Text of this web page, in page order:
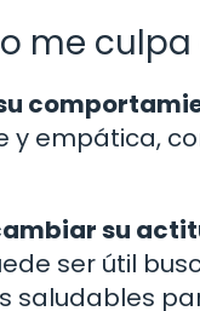
me
empática,
su
ser útil
saludables